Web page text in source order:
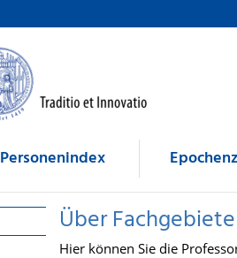
Personenindex
Über
Hier können Sie die